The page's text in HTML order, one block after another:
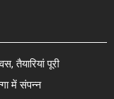
तैयारियां पूरी
में संपन्न